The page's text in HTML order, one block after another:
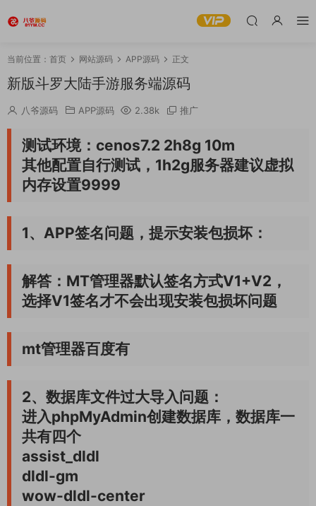
当前位置： 首页 网站源码 APP源码 正文
新版斗罗大陆手游服务端源码
八爷源码 APP源码 2.38k 推广
测试环境：cenos7.2 2h8g 10m
其他配置自行测试，1h2g服务器建议虚拟
内存设置9999
1、APP签名问题，提示安装包损坏：
解答：MT管理器默认签名方式V1+V2，
选择V1签名才不会出现安装包损坏问题
mt管理器百度有
2、数据库文件过大导入问题：
进入phpMyAdmin创建数据库，数据库一
共有四个
assist_dldl
dldl-gm
wow-dldl-center